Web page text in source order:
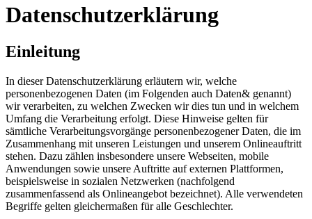
Datenschutzerklärung
Einleitung
In dieser Datenschutzerklärung erläutern wir, welche
personenbezogenen Daten (im Folgenden auch Daten& genannt)
wir verarbeiten, zu welchen Zwecken wir dies tun und in welchem
Umfang die Verarbeitung erfolgt. Diese Hinweise gelten für
sämtliche Verarbeitungsvorgänge personenbezogener Daten, die im
Zusammenhang mit unseren Leistungen und unserem Onlineauftritt
stehen. Dazu zählen insbesondere unsere Webseiten, mobile
Anwendungen sowie unsere Auftritte auf externen Plattformen,
beispielsweise in sozialen Netzwerken (nachfolgend
zusammenfassend als Onlineangebot bezeichnet). Alle verwendeten
Begriffe gelten gleichermaßen für alle Geschlechter.